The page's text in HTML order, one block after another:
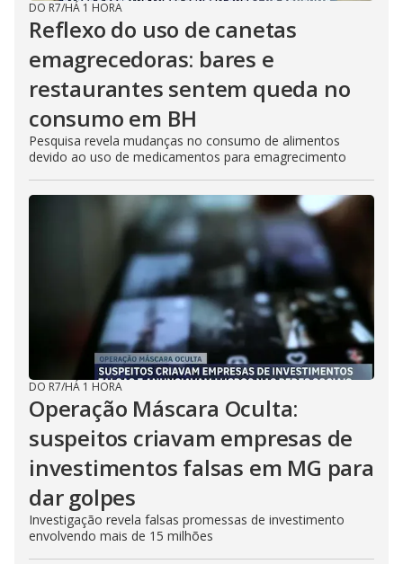
DO R7/HÁ 1 HORA
Reflexo do uso de canetas
emagrecedoras: bares e
restaurantes sentem queda no
consumo em BH
Pesquisa revela mudanças no consumo de alimentos
devido ao uso de medicamentos para emagrecimento
DO R7/HÁ 1 HORA
Operação Máscara Oculta:
suspeitos criavam empresas de
investimentos falsas em MG para
dar golpes
Investigação revela falsas promessas de investimento
envolvendo mais de 15 milhões